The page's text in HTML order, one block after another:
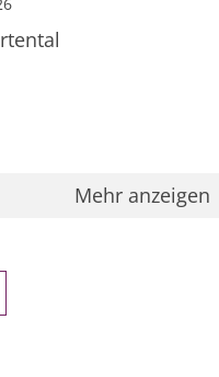
Mehr anzeigen